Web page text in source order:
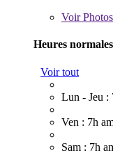
VoirPhotos
Heures normales
Voir tout
Lun - Jeu :
Ven : 7h
Sam : 7h